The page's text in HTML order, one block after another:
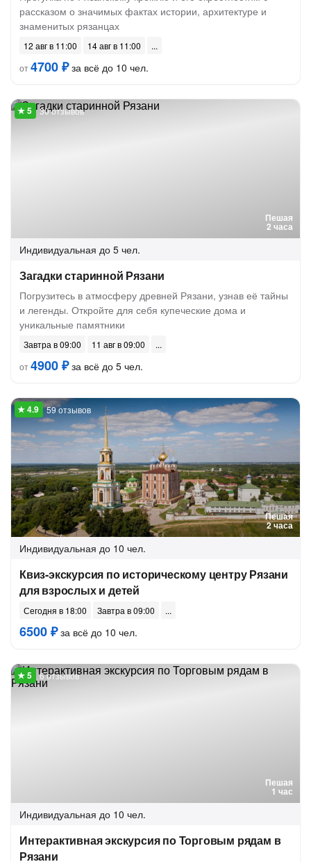
рассказом о значимых фактах истории, архитектуре и
знаменитых рязанцах
12 авг в 11:00
14 авг в 11:00
от4700 ₽за всё до 10 чел.
Пешая
2 часа
30 отзывов
Индивидуальная до 5 чел.
Загадки старинной Рязани
Погрузитесь в атмосферу древней Рязани, узнав её тайны
и легенды. Откройте для себя купеческие дома и
уникальные памятники
Завтра в 09:00
11 авг в 09:00
от4900 ₽за всё до 5 чел.
Пешая
2 часа
59 отзывов
Индивидуальная до 10 чел.
Квиз-экскурсия по историческому центру Рязани
для взрослых и детей
Сегодня в 18:00 Завтра в 09:00
6500 ₽за всё до 10 чел.
Пешая
1 час
6 отзывов
Индивидуальная до 10 чел.
Интерактивная экскурсия по Торговым рядам в
Рязани